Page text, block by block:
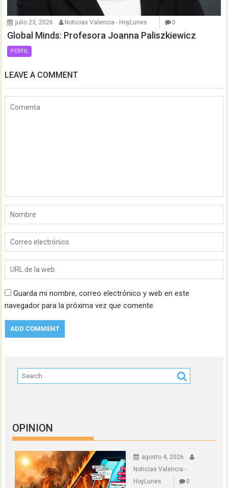
julio 23, 2026 Noticias Valencia - HoyLunes 0
Global Minds: Profesora Joanna Paliszkiewicz
PERFIL
LEAVE A COMMENT
Guarda mi nombre, correo electrónico y web en este
navegador para la próxima vez que comente.
OPINION
agosto 4, 2026
Noticias Valencia -
HoyLunes
0